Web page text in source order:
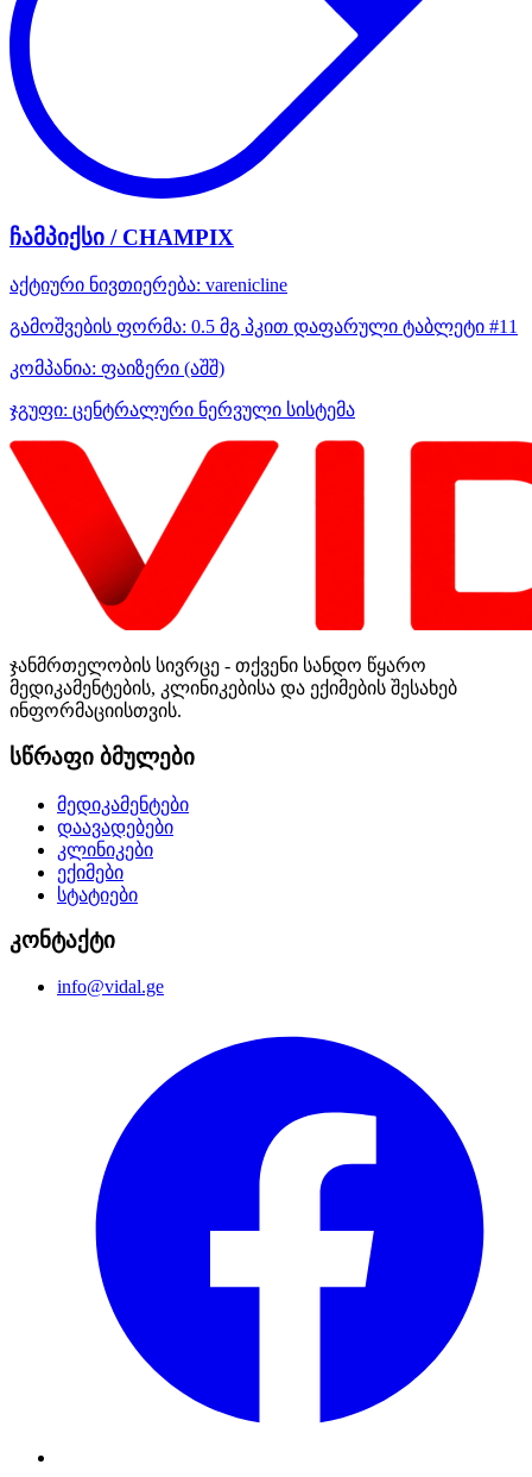
ჩამპიქსი / CHAMPIX
აქტიური ნივთიერება: varenicline
გამოშვების ფორმა: 0.5 მგ პკით დაფარული ტაბლეტი #11
კომპანია: ფაიზერი (აშშ)
ჯგუფი: ცენტრალური ნერვული სისტემა
ჯანმრთელობის სივრცე - თქვენი სანდო წყარო
მედიკამენტების, კლინიკებისა და ექიმების შესახებ
ინფორმაციისთვის.
სწრაფი ბმულები
მედიკამენტები
დაავადებები
კლინიკები
ექიმები
სტატიები
კონტაქტი
info@vidal.ge